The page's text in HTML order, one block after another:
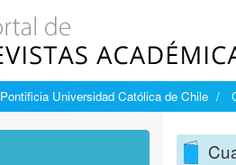
Pontificia Universidad Católica de Chile